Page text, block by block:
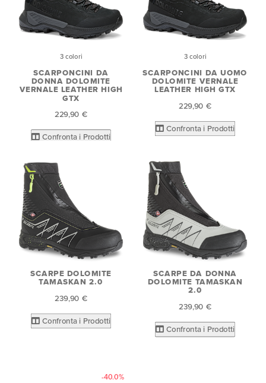
3 colori
SCARPONCINI DA
DONNA DOLOMITE
VERNALE LEATHER HIGH
GTX
229,90 €
Confronta i Prodotti
3 colori
SCARPONCINI DA UOMO
DOLOMITE VERNALE
LEATHER HIGH GTX
229,90 €
Confronta i Prodotti
SCARPE DOLOMITE
TAMASKAN 2.0
239,90 €
Confronta i Prodotti
SCARPE DA DONNA
DOLOMITE TAMASKAN
2.0
239,90 €
Confronta i Prodotti
-40.0%